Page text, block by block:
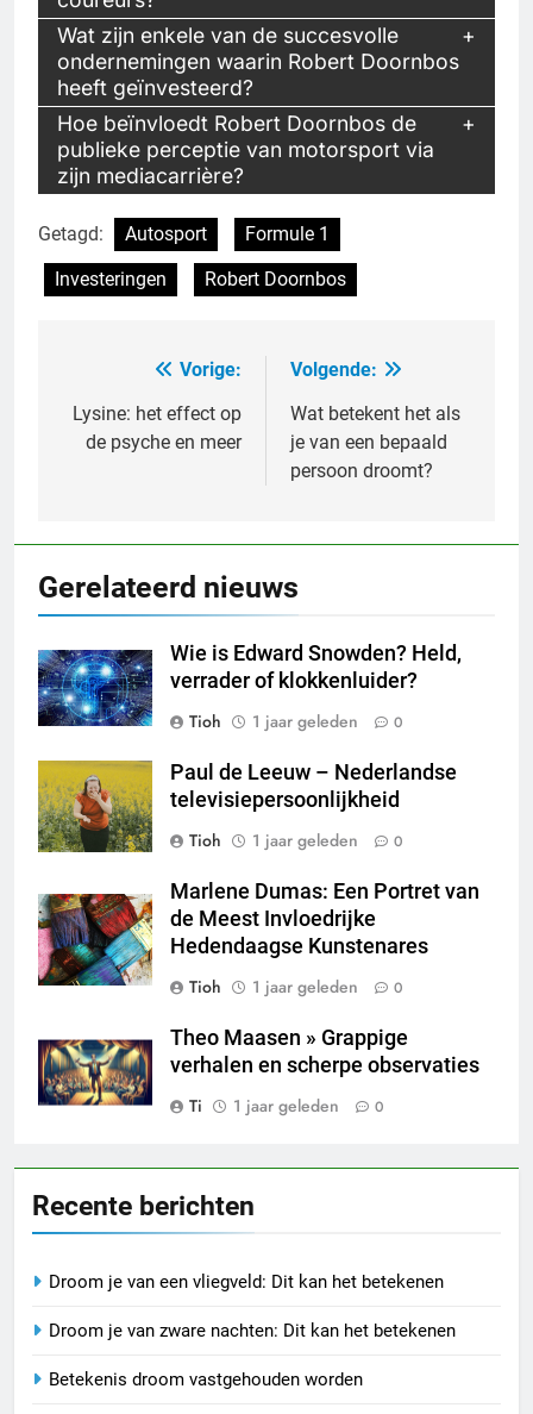
Wat zijn enkele van de succesvolle
ondernemingen waarin Robert Doornbos
heeft geïnvesteerd?
Hoe beïnvloedt Robert Doornbos de
publieke perceptie van motorsport via
zijn mediacarrière?
Getagd: Autosport
Formule 1
Investeringen
Robert Doornbos
navigatie
Vorige:
Lysine: het effect op
de psyche en meer
Volgende:
Wat betekent het als
je van een bepaald
persoon droomt?
Gerelateerd nieuws
Wie is Edward Snowden? Held,
verrader of klokkenluider?
Tioh
1 jaar geleden 0
Paul de Leeuw – Nederlandse
televisiepersoonlijkheid
Tioh
1 jaar geleden 0
Marlene Dumas: Een Portret van
de Meest Invloedrijke
Hedendaagse Kunstenares
Tioh
1 jaar geleden 0
Theo Maasen » Grappige
verhalen en scherpe observaties
Ti
1 jaar geleden 0
Recente berichten
Droom je van een vliegveld: Dit kan het betekenen
Droom je van zware nachten: Dit kan het betekenen
Betekenis droom vastgehouden worden